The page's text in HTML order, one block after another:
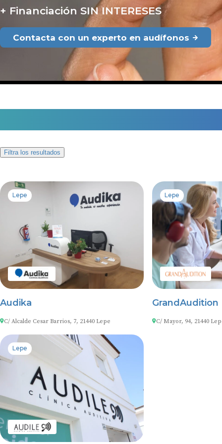
Financiación SIN INTERESES
Contacta con un experto en audífonos
Filtra los resultados
Lepe
Audika
C/ Alcalde Cesar Barrios, 7, 21440 Lepe
Lepe
GrandAudition
C/ Mayor, 94, 21440
Lepe